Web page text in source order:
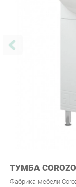
ТУМБА
Фабрика мебели